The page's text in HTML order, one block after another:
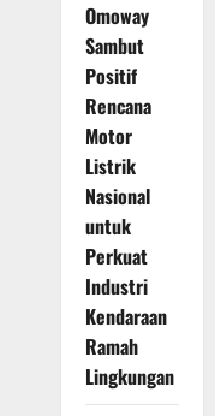
Omoway
Sambut
Positif
Rencana
Motor
Listrik
Nasional
untuk
Perkuat
Industri
Kendaraan
Ramah
Lingkungan